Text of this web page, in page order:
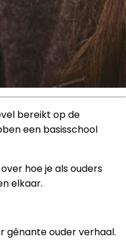
bereikt op de
een basisschool
hoe je als ouders
elkaar.
gênante ouder verhaal.